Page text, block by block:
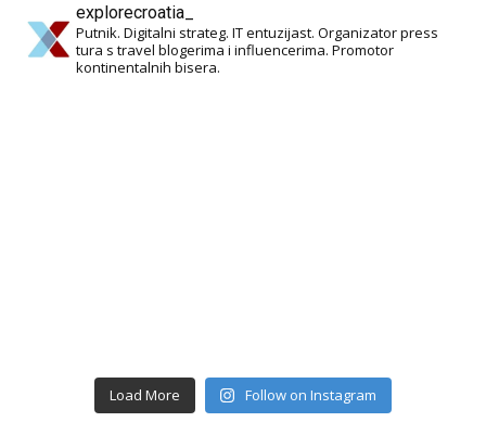
explorecroatia_
Putnik. Digitalni strateg. IT entuzijast. Organizator press
tura s travel blogerima i influencerima. Promotor
kontinentalnih bisera.
Load More Follow on Instagram